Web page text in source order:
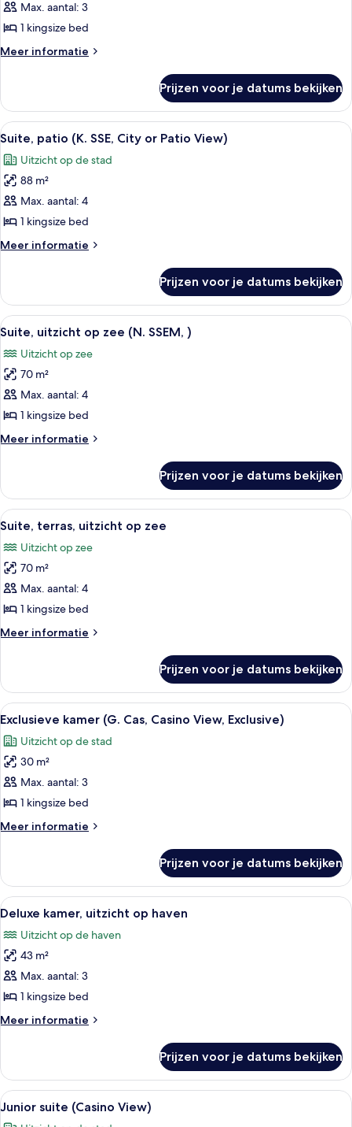
suite,
uitzicht
op
zee
SJM)
laden
Max. aantal: 3
1 kingsize bed
Meer informatie
Meer
suite,
uitzicht
op
(I.
SJM)
Prijzen voor je datums bekijken
Alle
foto's
voor
Suite,
patio
(K.
SSE,
City
Patio
View)
laden
Een moderne woonkamer met een
5
Suite, patio (K. SSE, City or Patio View)
Uitzicht op de stad
88 m²
Max. aantal: 4
1 kingsize bed
Meer informatie
Meer
patio
(K.
SSE,
or
Patio
Prijzen voor je datums bekijken
Alle
foto's
voor
Suite,
uitzicht
op
zee
(N.
)
laden
Een ruime woonkamer met een
4
Suite, uitzicht op zee (N. SSEM, )
Uitzicht op zee
70 m²
Max. aantal: 4
1 kingsize bed
Meer informatie
Meer
uitzicht
op
zee
SSEM,
Prijzen voor je datums bekijken
Alle
foto's
voor
Suite,
terras,
uitzicht
op
zee
Een hotelkamer met een groot bed,
5
Suite, terras, uitzicht op zee
Uitzicht op zee
70 m²
Max. aantal: 4
1 kingsize bed
Meer informatie
Meer
terras,
uitzicht
op
Prijzen voor je datums bekijken
Alle
foto's
voor
Exclusieve
kamer
(G.
Cas,
Casino
Exclusive)
laden
Een slaapkamer met een groot bed,
3
Exclusieve kamer (G. Cas, Casino View, Exclusive)
Uitzicht op de stad
30 m²
Max. aantal: 3
1 kingsize bed
Meer informatie
Meer
kamer
(G.
Cas,
View,
Exclusive)
Prijzen voor je datums bekijken
Alle
foto's
voor
Deluxe
kamer,
uitzicht
op
haven
Hotelkamer met een groot bed, een
3
Deluxe kamer, uitzicht op haven
Uitzicht op de haven
43 m²
Max. aantal: 3
1 kingsize bed
Meer informatie
Meer
kamer,
uitzicht
op
Prijzen voor je datums bekijken
Alle
foto's
Hotelkamer met een groot bed, een
4
Junior suite (Casino View)